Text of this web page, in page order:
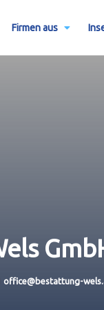
Firmen aus
office@bestattung-